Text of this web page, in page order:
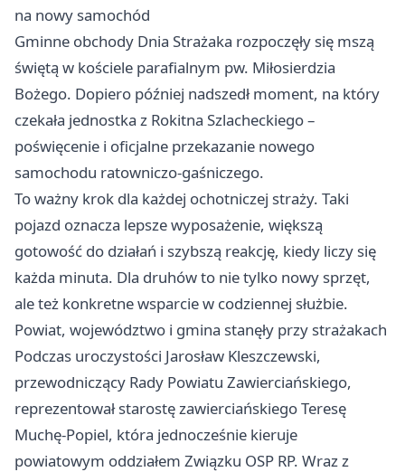
na nowy samochód
Gminne obchody Dnia Strażaka rozpoczęły się mszą
świętą w kościele parafialnym pw. Miłosierdzia
Bożego. Dopiero później nadszedł moment, na który
czekała jednostka z Rokitna Szlacheckiego –
poświęcenie i oficjalne przekazanie nowego
samochodu ratowniczo-gaśniczego.
To ważny krok dla każdej ochotniczej straży. Taki
pojazd oznacza lepsze wyposażenie, większą
gotowość do działań i szybszą reakcję, kiedy liczy się
każda minuta. Dla druhów to nie tylko nowy sprzęt,
ale też konkretne wsparcie w codziennej służbie.
Powiat, województwo i gmina stanęły przy strażakach
Podczas uroczystości Jarosław Kleszczewski,
przewodniczący Rady Powiatu Zawierciańskiego,
reprezentował starostę zawierciańskiego Teresę
Muchę-Popiel, która jednocześnie kieruje
powiatowym oddziałem Związku OSP RP. Wraz z